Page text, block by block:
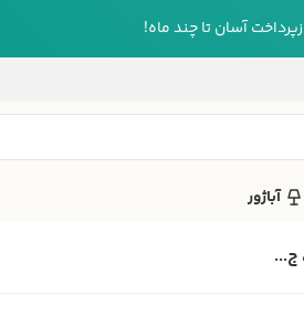
آسان تا چند ماه!
آباژور